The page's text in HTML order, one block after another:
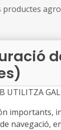
productes
la resolució
UTILITZA
importants,
navegació,